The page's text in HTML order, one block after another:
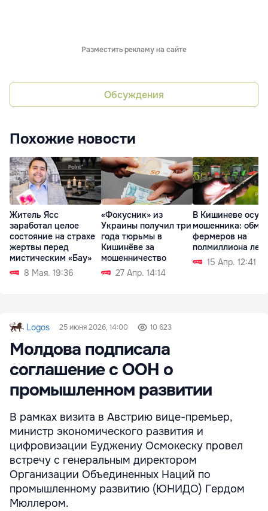
Разместить рекламу на сайте
Обсуждения
Похожие новости
Житель Ясс
заработал целое
состояние на страхе
жертвы перед
мистическим «Бау»
8 Мая. 19:36
«Фокусник» из
Украины получил три
года тюрьмы в
Кишинёве за
мошенничество
27 Апр. 14:14
В Кишиневе
мошенника:
фермеров на
полмиллиона
15 Апр. 12:41
Logos 25 июня 2026, 14:00 10 623
Молдова подписала
соглашение с ООН о
промышленном развитии
В рамках визита в Австрию вице-премьер,
министр экономического развития и
цифровизации Еуджениу Осмокеску провел
встречу с генеральным директором
Организации Объединенных Наций по
промышленному развитию (ЮНИДО) Гердом
Мюллером.